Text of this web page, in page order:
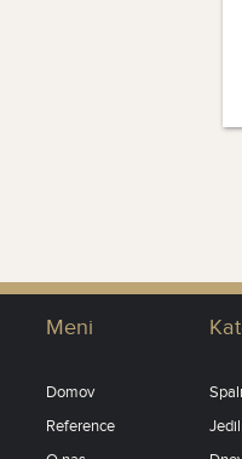
Meni
Domov
Reference